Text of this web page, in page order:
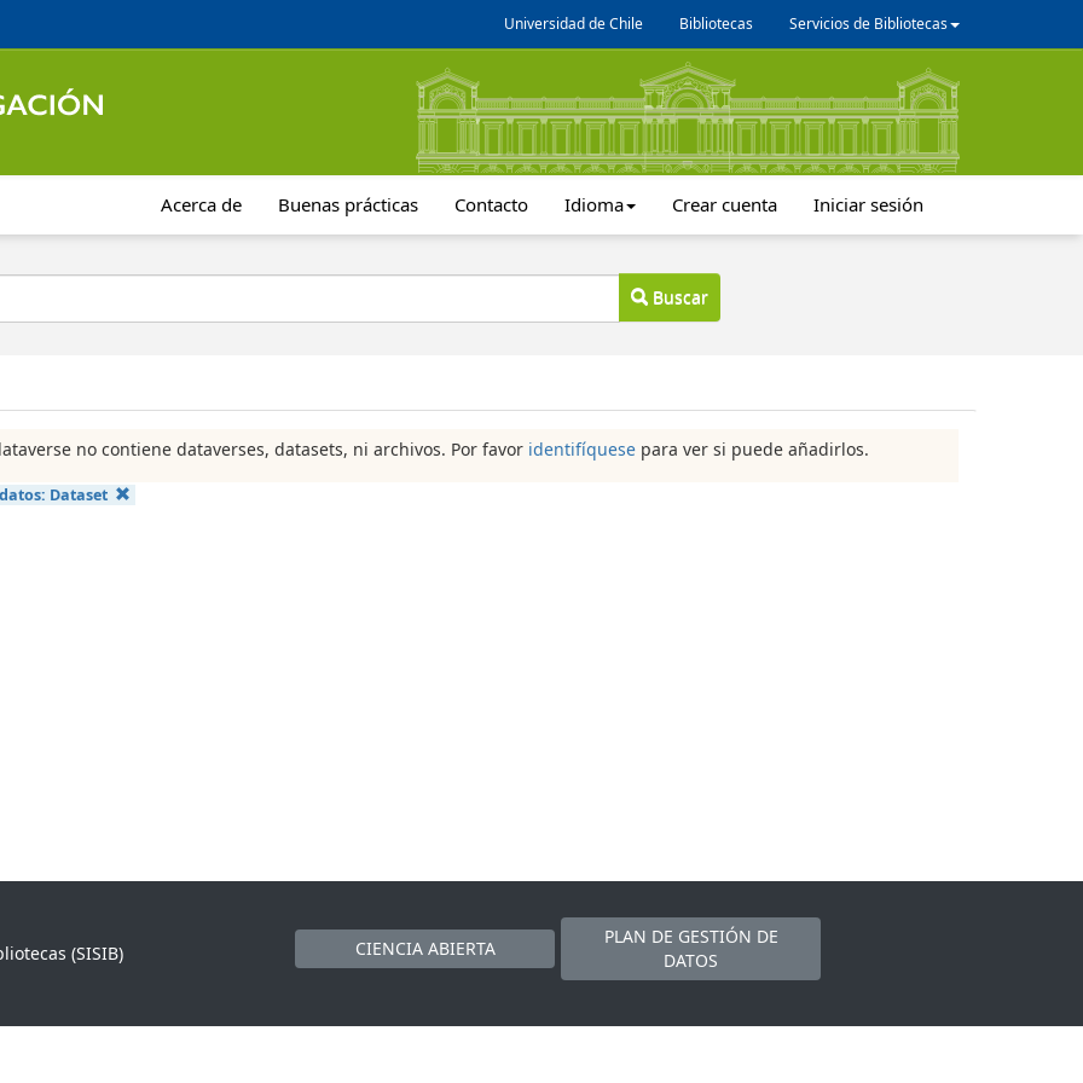
Universidad de Chile Bibliotecas Servicios de Bibliotecas
Acerca de Buenas prácticas Contacto Idioma Crear cuenta Iniciar sesión
Buscar
no contiene dataverses, datasets, ni archivos. Por favor identifíquese para ver si puede añadirlos.
Dataset
(SISIB)
CIENCIA ABIERTA
PLAN DE GESTIÓN DE
DATOS